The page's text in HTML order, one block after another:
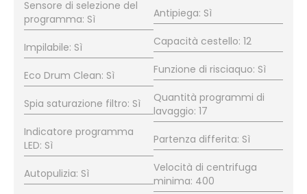
Sensore di selezione del
programma: Sì
Impilabile: Sì
Eco Drum Clean: Sì
Spia saturazione filtro: Sì
Indicatore programma
LED: Sì
Autopulizia: Sì
Antipiega: Sì
Capacità cestello: 12
Funzione di risciaquo: Sì
Quantità programmi di
lavaggio: 17
Partenza differita: Sì
Velocità di centrifuga
minima: 400